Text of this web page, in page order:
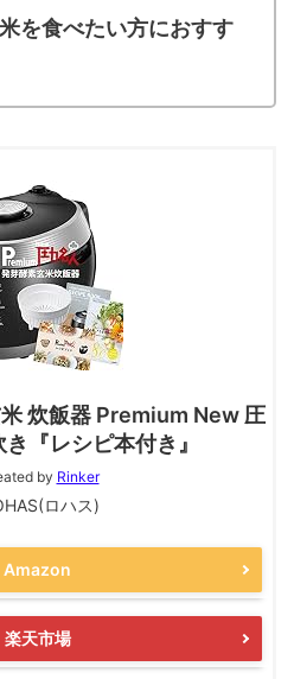
を食べたい方におすす
炊飯器 Premium New 圧
『レシピ本付き』
by Rinker
ロハス)
Amazon
楽天市場